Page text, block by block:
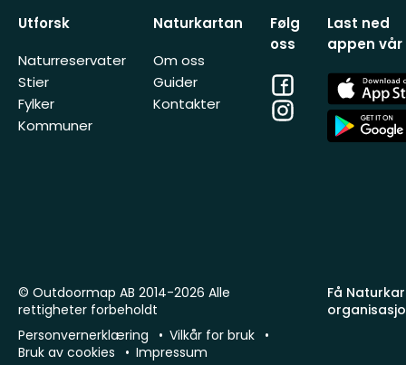
Utforsk
Naturreservater
Stier
Fylker
Kommuner
Naturkartan
Om oss
Guider
Kontakter
Følg
oss
Facebook
Instagram
Last ned
appen vår
App
Store
App
Store
Få
© Outdoormap AB 2014-2026 Alle
rettigheter forbeholdt
Personvernerklæring
Vilkår for bruk
Bruk av cookies
Impressum